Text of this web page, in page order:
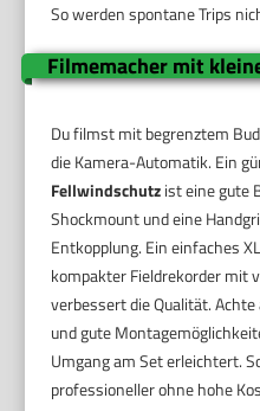
So werden spontane Trips
Filmemacher mit
Du filmst mit begrenztem
die Kamera-Automatik. Ein
Fellwindschutzist eine gute
Shockmount und eine
Entkopplung. Ein einfaches
kompakter Fieldrekorder mit
verbessert die Qualität.
und gute
Umgang am Set erleichtert.
professioneller ohne hohe